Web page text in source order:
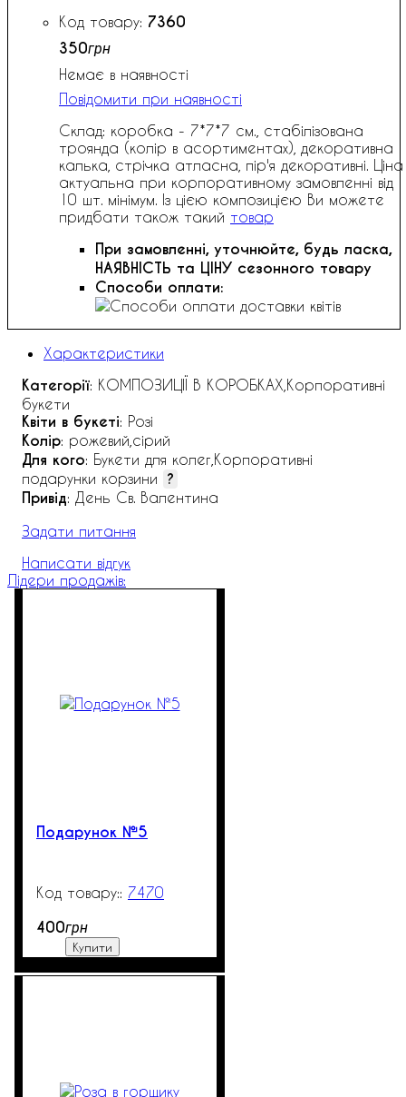
7360
350грн
Немає в наявності
Повідомити при наявності
Склад: коробка - 7*7*7 см., стабілізована
троянда (колір в асортиментах), декоративна
калька, стрічка атласна, пір'я декоративні. Ціна
актуальна при корпоративному замовленні від
10 шт. мінімум. Із цією композицією Ви можете
придбати також такий товар
При замовленні, уточнюйте, будь ласка,
НАЯВНІСТЬ та ЦІНУ сезонного товару
Способи оплати:
Характеристики
Категорії: КОМПОЗИЦІЇ В КОРОБКАХ,Корпоративні
букети
Квіти в букеті: Розі
Колір: рожевий,сірий
Для кого: Букети для колег,Корпоративні
подарунки корзини
?
Привід: День Св. Валентина
Задати питання
Написати відгук
Лідери продажів:
Подарунок №5
7470
400грн
Купити